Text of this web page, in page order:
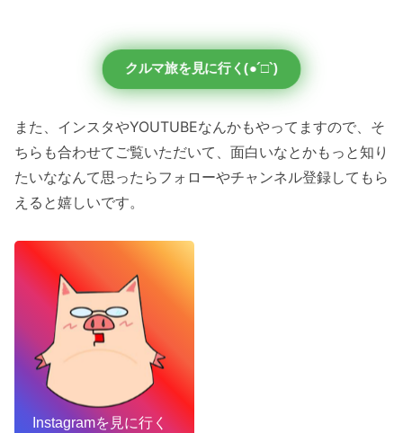
クルマ旅を見に行く(●´□`)
また、インスタやYOUTUBEなんかもやってますので、そ
ちらも合わせてご覧いただいて、面白いなとかもっと知り
たいななんて思ったらフォローやチャンネル登録してもら
えると嬉しいです。
Instagramを見に行く